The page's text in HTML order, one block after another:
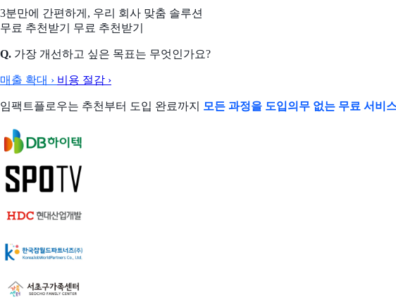
3분만에 간편하게, 우리 회사 맞춤 솔루션
무료 추천받기
무료 추천받기
Q. 가장 개선하고 싶은 목표는 무엇인가요?
매출 확대 › 비용 절감 ›
임팩트플로우는 추천부터 도입 완료까지 모든 과정을 도입의무 없는 무료 서비